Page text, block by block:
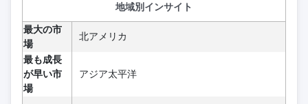
地域別インサイト
最大の市
場
北アメリカ
最も成長
が早い市
場
アジア太平洋